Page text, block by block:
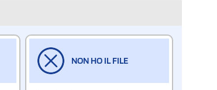
NON HO IL FILE